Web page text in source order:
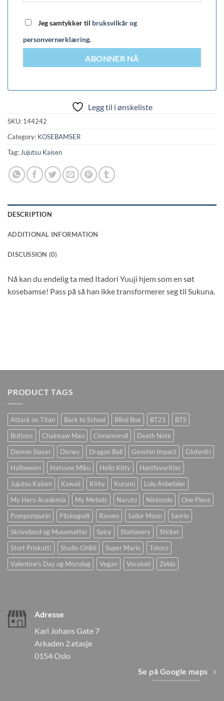
Jeg samtykker til bruksvilkår og
personvernerklæring.
ABONNER NÅ
Legg til i ønskeliste
SKU: 144242
Category: KOSEBAMSER
Tag: Jujutsu Kaisen
DESCRIPTION
ADDITIONAL INFORMATION
DISCUSSION (0)
Nå kan du endelig ta med Itadori Yuuji hjem som en søt
kosebamse! Pass på så han ikke transformerer seg til Sukuna.
PRODUCT TAGS
Attack on Titan Back to School Blind Box BT21
BTS
Buttons
Chainsaw Man Cinnamoroll
Death Note
Demon Slayer
Disney Dragon Ball Genshin Impact
Glutenfri
Halloween
Hatsune Miku Hello Kitty
Høstfavoritter
Jujutsu Kaisen
Kawaii Kirby Kuromi
Lulu Anbefaler
My Hero Academia
My Melody Naruto Nintendo
One Piece
Pompompurin
Påskegodt Ramen Sailor Moon
Sanrio
Skrivebord og Musematter
Spicy Stationery
Sticker
Stort Priskutt!
Studio Ghibli Super Mario
Totoro
Valentine's Day og Morsdag
Vegan Vocaloid Zelda
Adresse
Karl Johans Gate 7
Arkaden 2.etasje
0154 Oslo
Se på Google maps